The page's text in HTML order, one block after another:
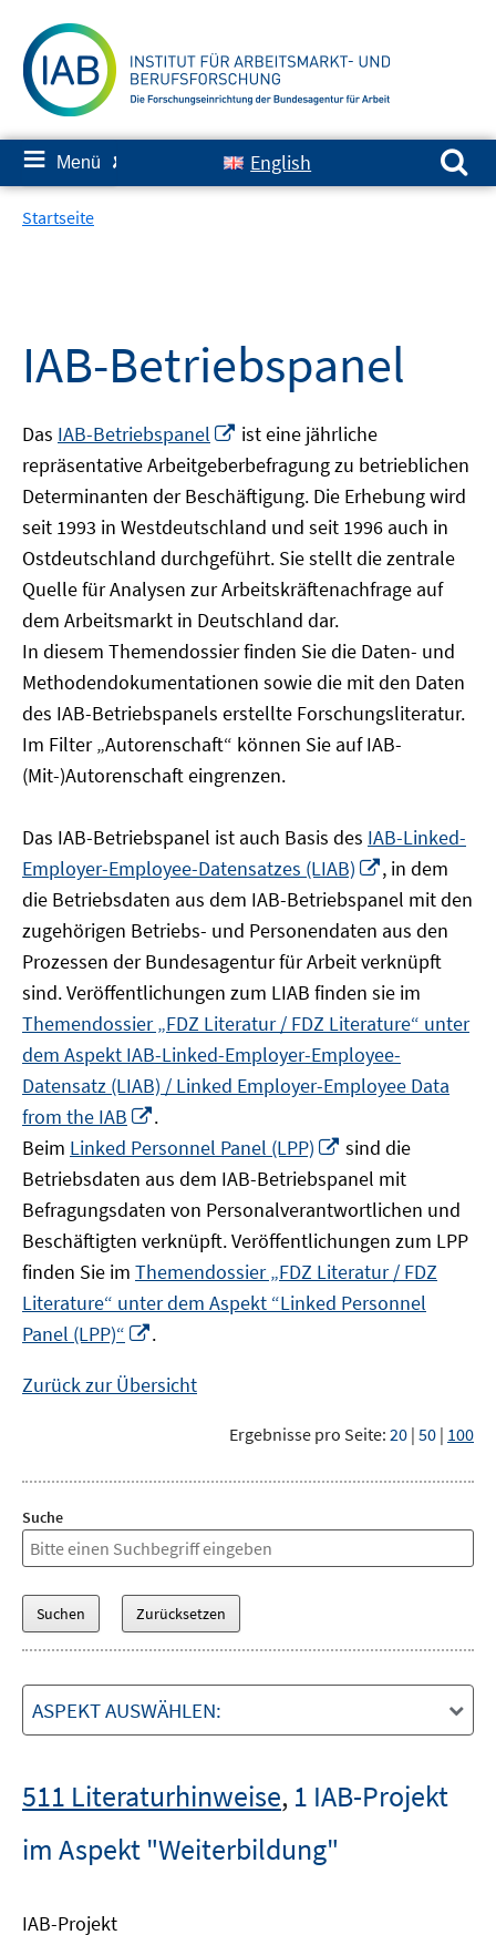
zum
Inhalt
≡ Menü ✘ English
Suchen nach:
Startseite
IAB-Betriebspanel
Das IAB-Betriebspanel
In
neuem
Fenster
öffnen
ist eine jährliche
repräsentative Arbeitgeberbefragung zu betrieblichen
Determinanten der Beschäftigung. Die Erhebung wird
seit 1993 in Westdeutschland und seit 1996 auch in
Ostdeutschland durchgeführt. Sie stellt die zentrale
Quelle für Analysen zur Arbeitskräftenachfrage auf
dem Arbeitsmarkt in Deutschland dar.
In diesem Themendossier finden Sie die Daten- und
Methodendokumentationen sowie die mit den Daten
des IAB-Betriebspanels erstellte Forschungsliteratur.
Im Filter „Autorenschaft“ können Sie auf IAB-
(Mit-)Autorenschaft eingrenzen.
Das IAB-Betriebspanel ist auch Basis des IAB-Linked-
Employer-Employee-Datensatzes (LIAB)
In
neuem
Fenster
öffnen
, in dem
die Betriebsdaten aus dem IAB-Betriebspanel mit den
zugehörigen Betriebs- und Personendaten aus den
Prozessen der Bundesagentur für Arbeit verknüpft
sind. Veröffentlichungen zum LIAB finden sie im
Themendossier „FDZ Literatur / FDZ Literature“ unter
dem Aspekt IAB-Linked-Employer-Employee-
Datensatz (LIAB) / Linked Employer-Employee Data
from the IAB
neuem
Fenster
öffnen
.
Beim Linked Personnel Panel (LPP)
In
neuem
Fenster
öffnen
sind die
Betriebsdaten aus dem IAB-Betriebspanel mit
Befragungsdaten von Personalverantwortlichen und
Beschäftigten verknüpft. Veröffentlichungen zum LPP
finden Sie im Themendossier „FDZ Literatur / FDZ
Literature“ unter dem Aspekt “Linked Personnel
Panel (LPP)“
Fenster
.
Zurück zur Übersicht
Ergebnisse pro Seite: 20 | 50 | 100
Suche
ASPEKT AUSWÄHLEN:
511 Literaturhinweise, 1 IAB-Projekt
im Aspekt "Weiterbildung"
IAB-Projekt